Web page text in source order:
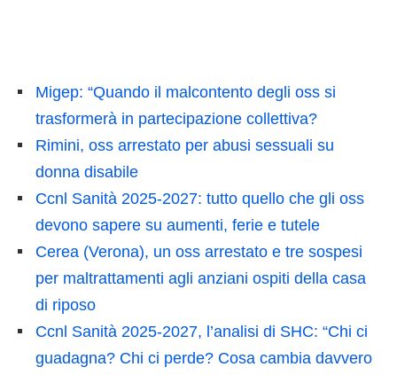
Migep: “Quando il malcontento degli oss si
trasformerà in partecipazione collettiva?
Rimini, oss arrestato per abusi sessuali su
donna disabile
Ccnl Sanità 2025-2027: tutto quello che gli oss
devono sapere su aumenti, ferie e tutele
Cerea (Verona), un oss arrestato e tre sospesi
per maltrattamenti agli anziani ospiti della casa
di riposo
Ccnl Sanità 2025-2027, l’analisi di SHC: “Chi ci
guadagna? Chi ci perde? Cosa cambia davvero